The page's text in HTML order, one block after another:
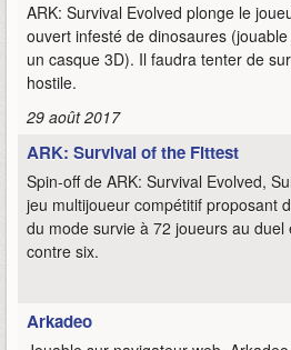
ARK: Survival Evolved plonge le
ouvert infesté de dinosaures
un casque 3D). Il faudra tenter de
hostile.
29 août 2017
ARK: Survival of the Fittest
Spin-off de ARK: Survival Evolved,
jeu multijoueur compétitif proposant
du mode survie à 72 joueurs au
contre six.
Arkadeo